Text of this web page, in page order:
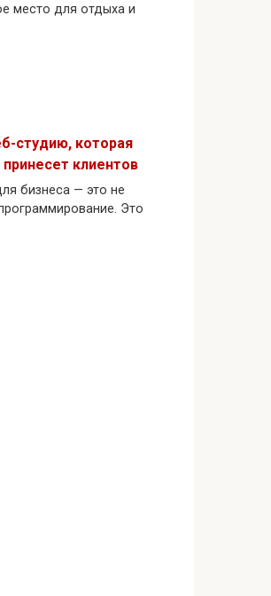
место для отдыха и
студию, которая
клиентов
бизнеса — это не
Это